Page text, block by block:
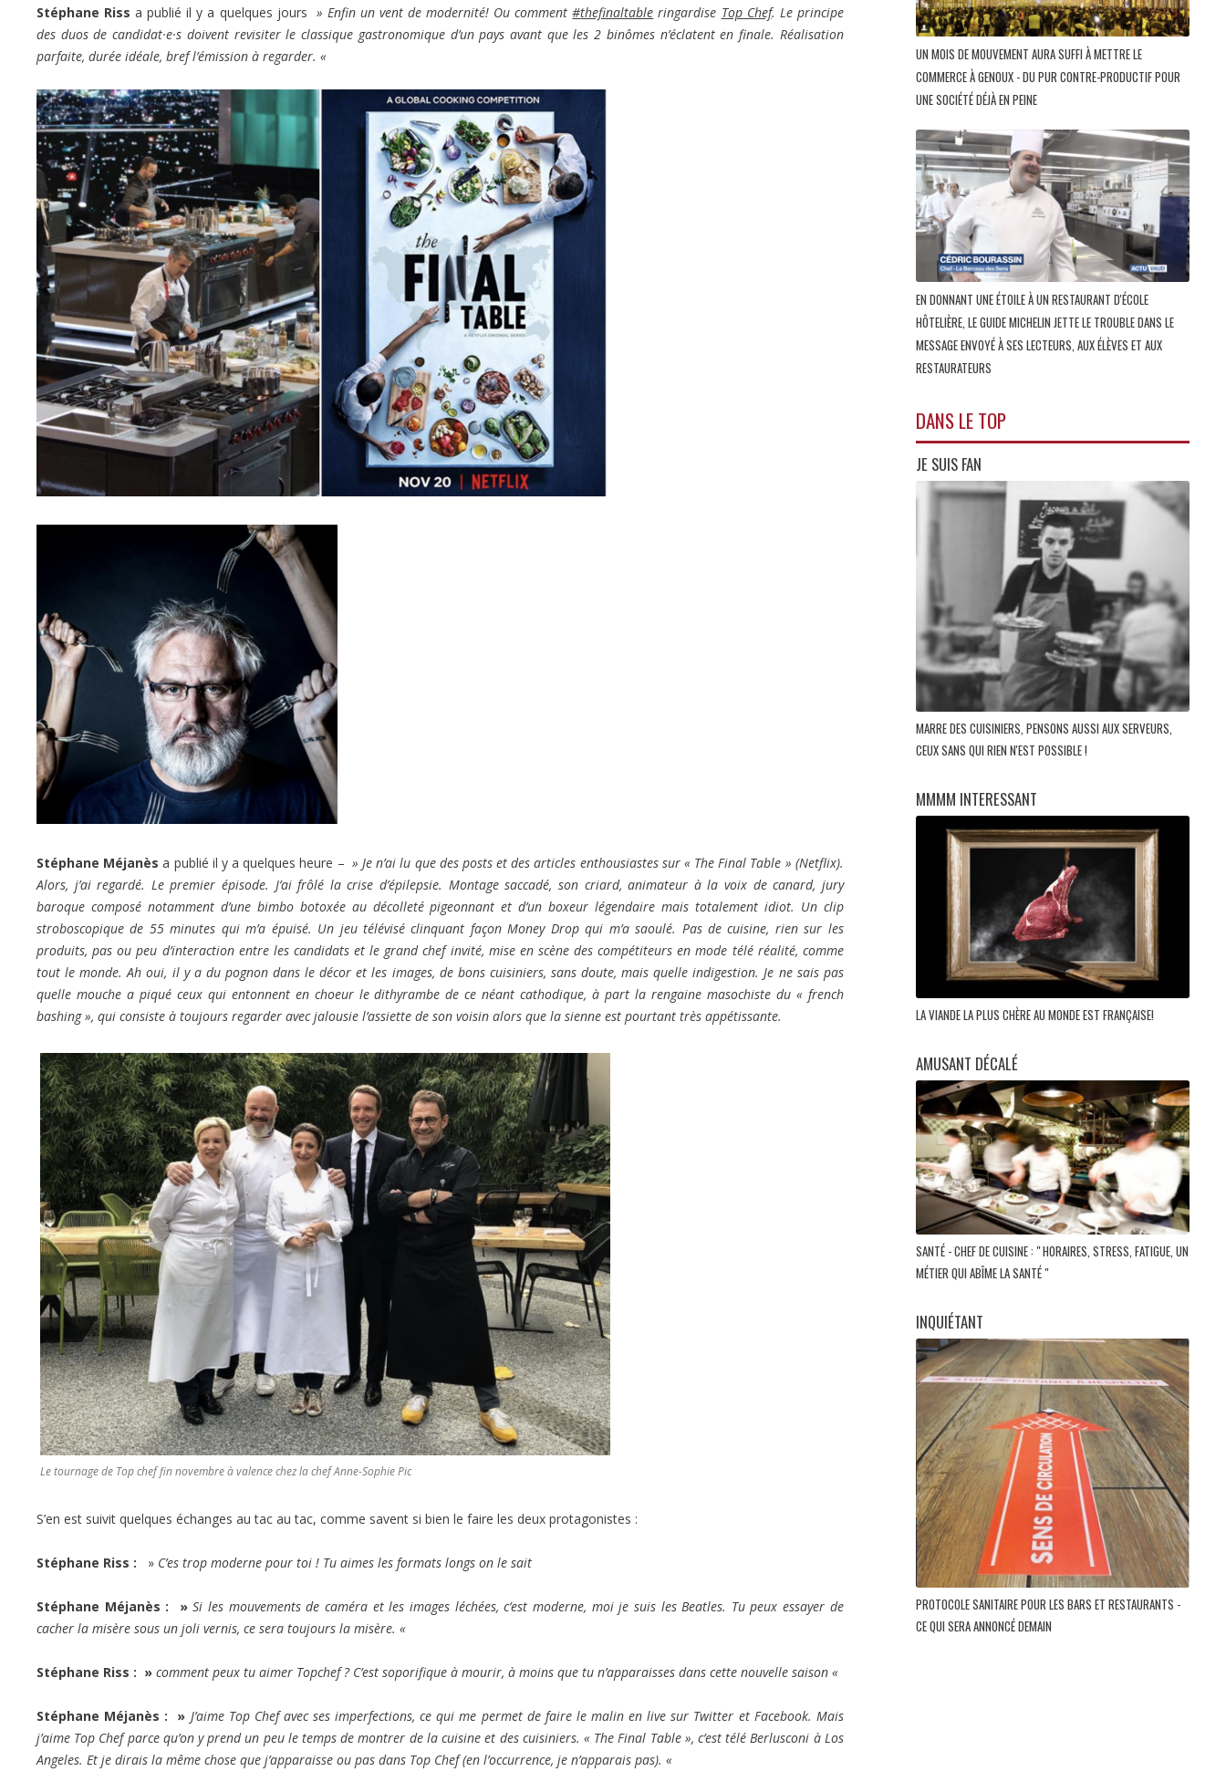
Stéphane Riss a publié il y a quelques jours » Enfin un vent de modernité! Ou comment#thefinaltable ringardise Top Chef. Le principe
des duos de candidat·e·s doivent revisiter le classique gastronomique d’un pays avant que les 2 binômes n’éclatent en finale. Réalisation
parfaite, durée idéale, bref l’émission à regarder. «
Stéphane Méjanès a publié il y a quelques heure – » Je n’ai lu que des posts et des articles enthousiastes sur « The Final Table » (Netflix).
Alors, j’ai regardé. Le premier épisode. J’ai frôlé la crise d’épilepsie. Montage saccadé, son criard, animateur à la voix de canard, jury
baroque composé notamment d’une bimbo botoxée au décolleté pigeonnant et d’un boxeur légendaire mais totalement idiot. Un clip
stroboscopique de 55 minutes qui m’a épuisé. Un jeu télévisé clinquant façon Money Drop qui m’a saoulé. Pas de cuisine, rien sur les
produits, pas ou peu d’interaction entre les candidats et le grand chef invité, mise en scène des compétiteurs en mode télé réalité, comme
tout le monde. Ah oui, il y a du pognon dans le décor et les images, de bons cuisiniers, sans doute, mais quelle indigestion. Je ne sais pas
quelle mouche a piqué ceux qui entonnent en choeur le dithyrambe de ce néant cathodique, à part la rengaine masochiste du « french
bashing », qui consiste à toujours regarder avec jalousie l’assiette de son voisin alors que la sienne est pourtant très appétissante.
Le tournage de Top chef fin novembre à valence chez la chef Anne-Sophie Pic
S’en est suivit quelques échanges au tac au tac, comme savent si bien le faire les deux protagonistes :
Stéphane Riss : » C’es trop moderne pour toi ! Tu aimes les formats longs on le sait
Stéphane Méjanès : »Si les mouvements de caméra et les images léchées, c’est moderne, moi je suis les Beatles. Tu peux essayer de
cacher la misère sous un joli vernis, ce sera toujours la misère. «
Stéphane Riss : » comment peux tu aimer Topchef ? C’est soporifique à mourir, à moins que tu n’apparaisses dans cette nouvelle saison «
Stéphane Méjanès : » J’aime Top Chef avec ses imperfections, ce qui me permet de faire le malin en live sur Twitter et Facebook. Mais
j’aime Top Chef parce qu’on y prend un peu le temps de montrer de la cuisine et des cuisiniers. « The Final Table », c’est télé Berlusconi à Los
Angeles. Et je dirais la même chose que j’apparaisse ou pas dans Top Chef (en l’occurrence, je n’apparais pas). «
UN MOIS DE MOUVEMENT AURA SUFFI À METTRE LE
COMMERCE À GENOUX - DU PUR CONTRE-PRODUCTIF POUR
UNE SOCIÉTÉ DÉJÀ EN PEINE
EN DONNANT UNE ÉTOILE À UN RESTAURANT D'ÉCOLE
HÔTELIÈRE, LE GUIDE MICHELIN JETTE LE TROUBLE DANS LE
MESSAGE ENVOYÉ À SES LECTEURS, AUX ÉLÈVES ET AUX
RESTAURATEURS
DANS LE TOP
JE SUIS FAN
MARRE DES CUISINIERS, PENSONS AUSSI AUX SERVEURS,
CEUX SANS QUI RIEN N'EST POSSIBLE !
MMMM INTERESSANT
LA VIANDE LA PLUS CHÈRE AU MONDE EST FRANÇAISE!
AMUSANT DÉCALÉ
SANTÉ - CHEF DE CUISINE : " HORAIRES, STRESS, FATIGUE, UN
MÉTIER QUI ABÎME LA SANTÉ "
INQUIÉTANT
PROTOCOLE SANITAIRE POUR LES BARS ET RESTAURANTS -
CE QUI SERA ANNONCÉ DEMAIN